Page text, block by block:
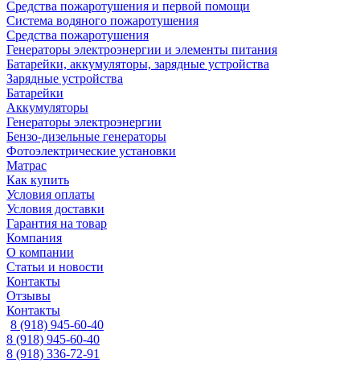
Средства пожаротушения и первой помощи
Система водяного пожаротушения
Средства пожаротушения
Генераторы электроэнергии и элементы питания
Батарейки, аккумуляторы, зарядные устройства
Зарядные устройства
Батарейки
Аккумуляторы
Генераторы электроэнергии
Бензо-дизельные генераторы
Фотоэлектрические установки
Матрас
Как купить
Условия оплаты
Условия доставки
Гарантия на товар
Компания
О компании
Статьи и новости
Контакты
Отзывы
Контакты
8 (918) 945-60-40
8 (918) 945-60-40
8 (918) 336-72-91